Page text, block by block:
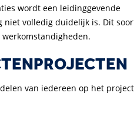
wordt een leidinggevende
niet volledig duidelijk is. Dit
van iedereen op het